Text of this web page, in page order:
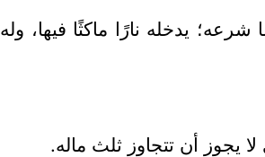
يدخله نارًا ماكثًا فيها، وله
يجوز أن تتجاوز ثلث ماله.